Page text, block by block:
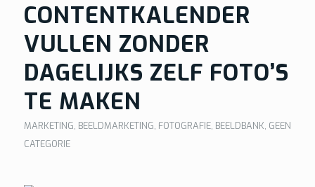
CONTENTKALENDER
VULLEN ZONDER
DAGELIJKS ZELF FOTO’S
TE MAKEN
MARKETING, BEELDMARKETING, FOTOGRAFIE, BEELDBANK, GEEN
CATEGORIE